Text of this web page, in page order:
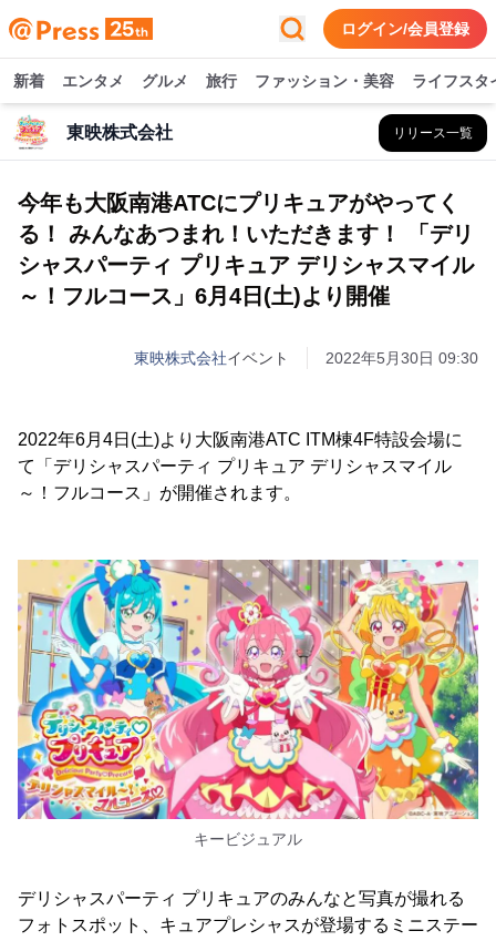
ログイン/会員登録
新着 エンタメ グルメ 旅行 ファッション・美容 ライフスタ
東映株式会社 リリース一覧
今年も大阪南港ATCにプリキュアがやってく
る！ みんなあつまれ！いただきます！ 「デリ
シャスパーティ プリキュア デリシャスマイル
～！フルコース」6月4日(土)より開催
東映株式会社イベント 2022年5月30日 09:30
2022年6月4日(土)より大阪南港ATC ITM棟4F特設会場に
て「デリシャスパーティ プリキュア デリシャスマイル
～！フルコース」が開催されます。
キービジュアル
デリシャスパーティ プリキュアのみんなと写真が撮れる
フォトスポット、キュアプレシャスが登場するミニステー